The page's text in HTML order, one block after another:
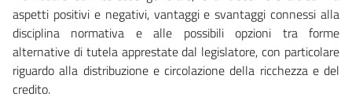
aspetti positivi e negativi, vantaggi e svantaggi connessi alla
disciplina normativa e alle possibili opzioni tra forme
alternative di tutela apprestate dal legislatore, con particolare
riguardo alla distribuzione e circolazione della ricchezza e del
credito.